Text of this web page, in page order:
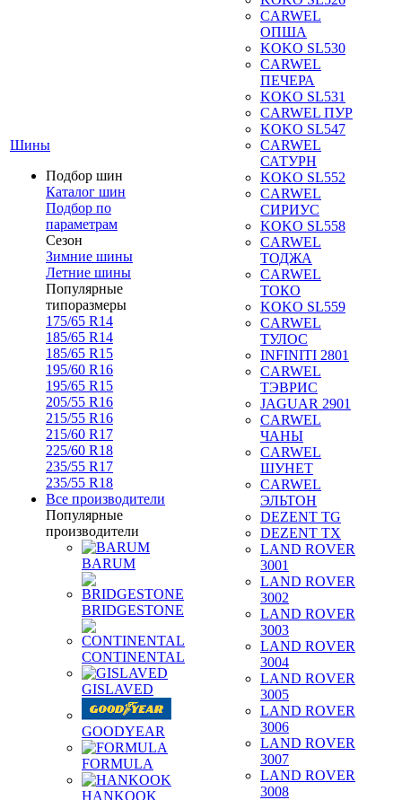
Шины
Подбор шин
Каталог шин
Подбор по
параметрам
Сезон
Зимние шины
Летние шины
Популярные
типоразмеры
175/65 R14
185/65 R14
185/65 R15
195/60 R16
195/65 R15
205/55 R16
215/55 R16
215/60 R17
225/60 R18
235/55 R17
235/55 R18
Все производители
Популярные
производители
BARUM
BRIDGESTONE
CONTINENTAL
GISLAVED
GOODYEAR
FORMULA
HANKOOK
CARWEL
ОПША
KOKO SL530
CARWEL
ПЕЧЕРА
KOKO SL531
CARWEL ПУР
KOKO SL547
CARWEL
САТУРН
KOKO SL552
CARWEL
СИРИУС
KOKO SL558
CARWEL
ТОДЖА
CARWEL
ТОКО
KOKO SL559
CARWEL
ТУЛОС
INFINITI 2801
CARWEL
ТЭВРИС
JAGUAR 2901
CARWEL
ЧАНЫ
CARWEL
ШУНЕТ
CARWEL
ЭЛЬТОН
DEZENT TG
DEZENT TX
LAND ROVER
3001
LAND ROVER
3002
LAND ROVER
3003
LAND ROVER
3004
LAND ROVER
3005
LAND ROVER
3006
LAND ROVER
3007
LAND ROVER
3008